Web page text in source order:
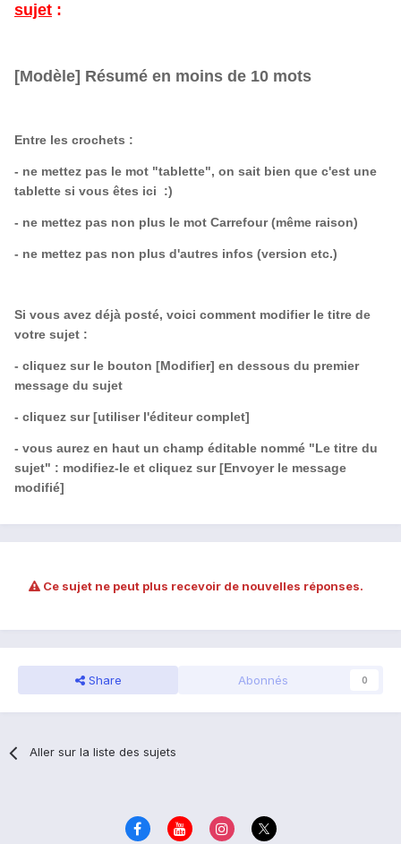
sujet :
[Modèle] Résumé en moins de 10 mots
Entre les crochets :
- ne mettez pas le mot "tablette", on sait bien que c'est une
tablette si vous êtes ici :)
- ne mettez pas non plus le mot Carrefour (même raison)
- ne mettez pas non plus d'autres infos (version etc.)
Si vous avez déjà posté, voici comment modifier le titre de
votre sujet :
- cliquez sur le bouton [Modifier] en dessous du premier
message du sujet
- cliquez sur [utiliser l'éditeur complet]
- vous aurez en haut un champ éditable nommé "Le titre du
sujet" : modifiez-le et cliquez sur [Envoyer le message
modifié]
Ce sujet ne peut plus recevoir de nouvelles réponses.
Share Abonnés 0
Aller sur la liste des sujets